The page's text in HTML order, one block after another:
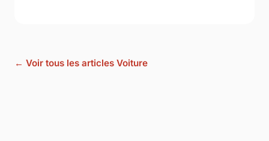
← Voir tous les articles Voiture